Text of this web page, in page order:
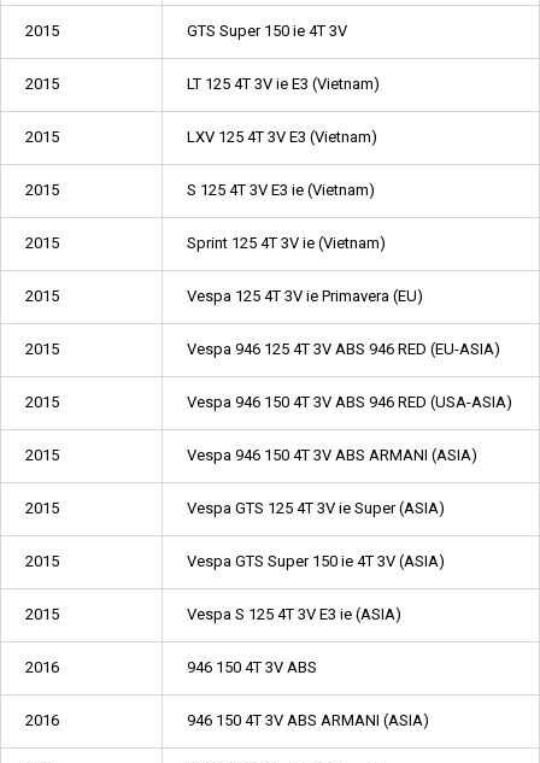
2015 GTS Super 150 ie 4T 3V
2015 LT 125 4T 3V ie E3 (Vietnam)
2015 LXV 125 4T 3V E3 (Vietnam)
2015 S 125 4T 3V E3 ie (Vietnam)
2015 Sprint 125 4T 3V ie (Vietnam)
2015 Vespa 125 4T 3V ie Primavera (EU)
2015 Vespa 946 125 4T 3V ABS 946 RED (EU-ASIA)
2015 Vespa 946 150 4T 3V ABS 946 RED (USA-ASIA)
2015 Vespa 946 150 4T 3V ABS ARMANI (ASIA)
2015 Vespa GTS 125 4T 3V ie Super (ASIA)
2015 Vespa GTS Super 150 ie 4T 3V (ASIA)
2015 Vespa S 125 4T 3V E3 ie (ASIA)
2016 946 150 4T 3V ABS
2016 946 150 4T 3V ABS ARMANI (ASIA)